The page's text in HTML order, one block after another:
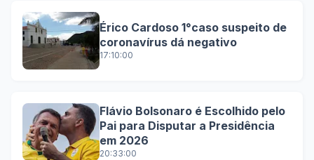
Érico Cardoso 1°caso suspeito de
coronavírus dá negativo
17:10:00
Flávio Bolsonaro é Escolhido pelo
Pai para Disputar a Presidência
em 2026
20:33:00